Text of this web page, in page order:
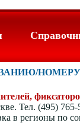
НОМЕРУ
Тел. (495) 765-
в регионы по